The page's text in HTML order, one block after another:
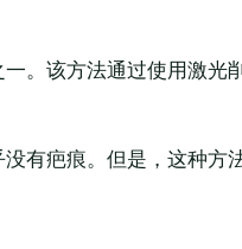
。该方法通过使用激光
有疤痕。但是，这种方